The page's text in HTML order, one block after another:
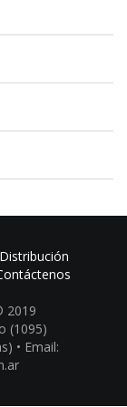
Distribución
2019
(1095)
• Email: